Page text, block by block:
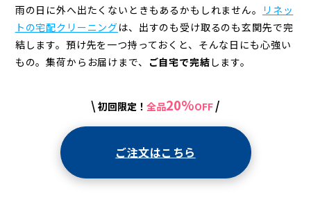
雨の日に外へ出たくないときもあるかもしれません。
リネッ
トの宅配クリーニングは、出すのも受け取るのも玄関先で完
結します。預け先を一つ持っておくと、そんな日にも心強い
もの。集荷からお届けまで、 ご自宅で完結 します。
\ 初回限定！ 全品20%OFF /
ご注文はこちら